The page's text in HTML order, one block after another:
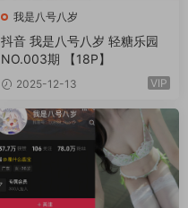
我是八号八岁
抖音 我是八号八岁 轻糖乐园
NO.003期 【18P】
2025-12-13 VIP